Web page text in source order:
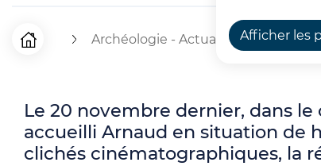
Afficher les
F
d
Accueil Archéologie - Actualités Les
Le 20 novembre dernier, dans le
accueilli Arnaud en situation de
clichés cinématographiques, la